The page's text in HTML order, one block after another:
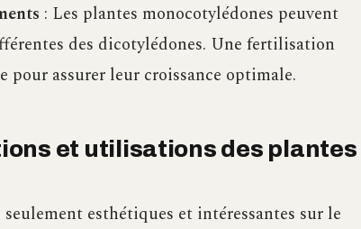
: Les plantes monocotylédones peuvent
des dicotylédones. Une fertilisation
assurer leur croissance optimale.
et utilisations des plantes
esthétiques et intéressantes sur le